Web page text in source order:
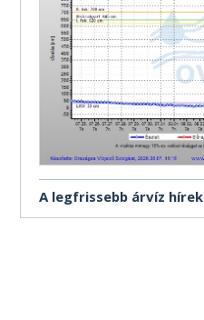
A legfrissebb árvíz hírek